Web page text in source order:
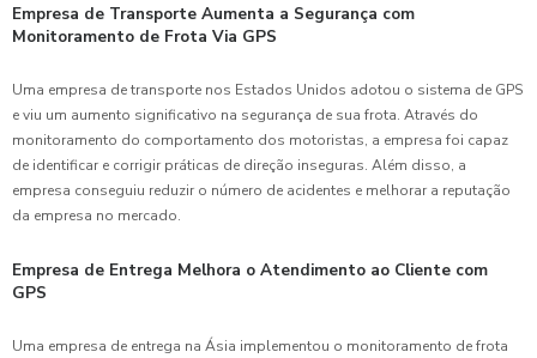
Empresa de Transporte Aumenta a Segurança com
Monitoramento de Frota Via GPS
Uma empresa de transporte nos Estados Unidos adotou o sistema de GPS
e viu um aumento significativo na segurança de sua frota. Através do
monitoramento do comportamento dos motoristas, a empresa foi capaz
de identificar e corrigir práticas de direção inseguras. Além disso, a
empresa conseguiu reduzir o número de acidentes e melhorar a reputação
da empresa no mercado.
Empresa de Entrega Melhora o Atendimento ao Cliente com
GPS
Uma empresa de entrega na Ásia implementou o monitoramento de frota